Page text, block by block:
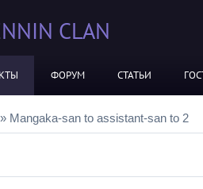
CLAN
ФОРУМ СТАТЬИ
» Mangaka-san to assistant-san to 2